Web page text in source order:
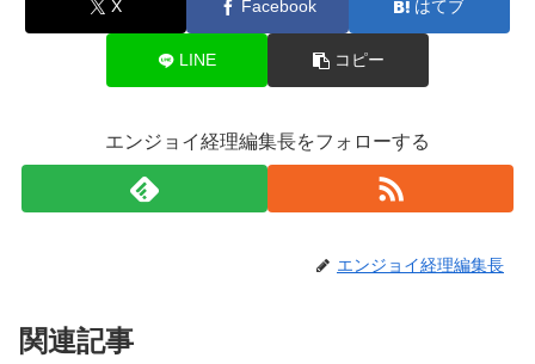
X Facebook はてブ
LINE コピー
エンジョイ経理編集長をフォローする
エンジョイ経理編集長
関連記事